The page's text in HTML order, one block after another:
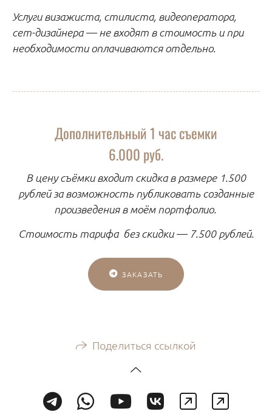
Услуги визажиста, стилиста, видеоператора,
сет-дизайнера — не входят в стоимость и при
необходимости оплачиваются отдельно.
Дополнительный 1 час съемки
6.000 руб.
В цену съёмки входит скидка в размере 1.500
рублей за возможность публиковать созданные
произведения в моём портфолио.
Стоимость тарифа без скидки — 7.500 рублей.
ЗАКАЗАТЬ
Поделиться ссылкой